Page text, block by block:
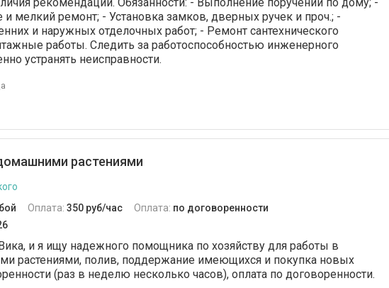
мелкий ремонт; - Установка замков, дверных ручек и проч.; -
и наружных отделочных работ; - Ремонт сантехнического
работы. Следить за работоспособностью инженерного
устранять неисправности.
растениями
Оплата: 350 руб/час Оплата: по договоренности
и я ищу надежного помощника по хозяйству для работы в
растениями, полив, поддержание имеющихся и покупка новых
(раз в неделю несколько часов), оплата по договоренности.